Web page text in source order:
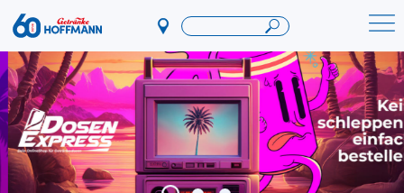
Direkt
zum
Inhalt
Startseite Getränke Hoffmann